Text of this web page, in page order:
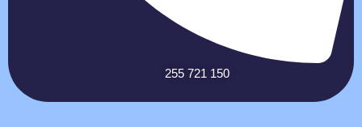
255 721 150